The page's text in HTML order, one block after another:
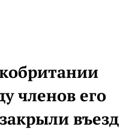
членов его
въезд